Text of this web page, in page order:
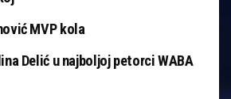
MVP kola
Delić u najboljoj petorci WABA